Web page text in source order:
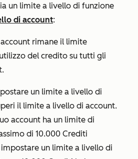
un limite a livello di funzione
di account:
rimane il limite
del credito su tutti gli
un limite a livello di
il limite a livello di account.
account ha un limite di
di 10.000 Crediti
un limite a livello di